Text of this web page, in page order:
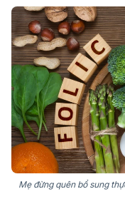
Mẹ đừng quên bổ sung